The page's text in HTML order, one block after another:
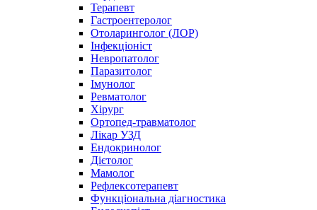
Терапевт
Гастроентеролог
Отоларинголог (ЛОР)
Інфекціоніст
Невропатолог
Паразитолог
Імунолог
Ревматолог
Хірург
Ортопед-травматолог
Лікар УЗД
Ендокринолог
Дієтолог
Мамолог
Рефлексотерапевт
Функціональна діагностика